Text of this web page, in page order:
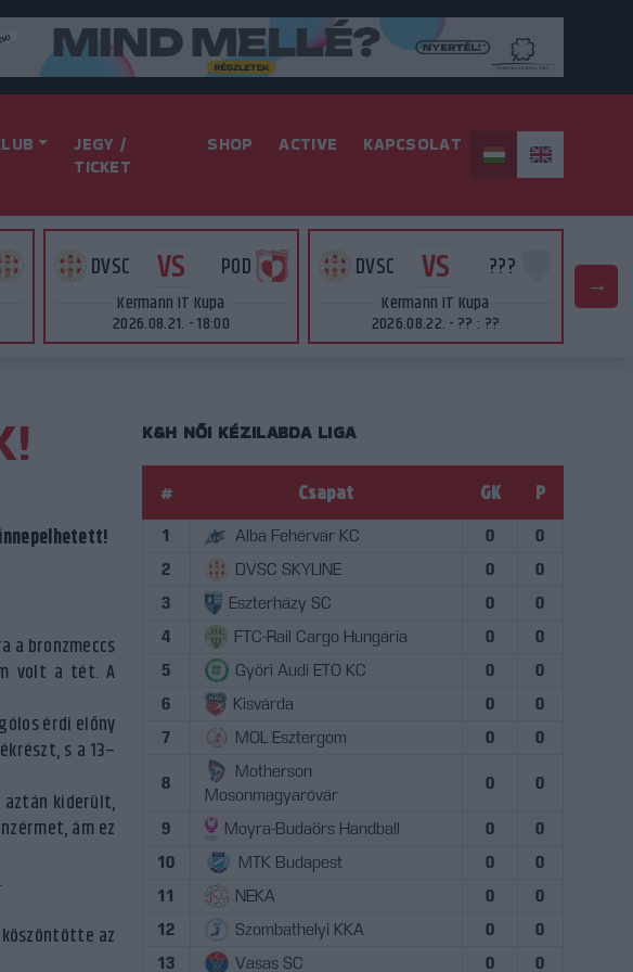
JEGY /
TICKET
SHOP ACTIVE KAPCSOLAT
DVSC VS POD
Kermann IT Kupa
2026.08.21. - 18:00
DVSC VS ???
Kermann IT Kupa
2026.08.22. - ?? : ??
a bronzmeccs
volt a tét. A
érdi előny
s a 13–
aztán kiderült,
ám ez
az
K&H NŐI KÉZILABDA LIGA
# Csapat GK P
1 Alba Fehérvár KC 0
0
2
DVSC SKYLINE 0
0
3
Eszterházy SC 0
0
4
FTC-Rail Cargo Hungária 0
0
5
Győri Audi ETO KC 0
0
6
Kisvárda 0
0
7
MOL Esztergom 0 0
8
Motherson
Mosonmagyaróvár
0 0
9 Moyra-Budaörs Handball 0
0
10
MTK Budapest 0
0
11
NEKA 0
0
12
Szombathelyi KKA 0
0
13
Vasas SC 0
0